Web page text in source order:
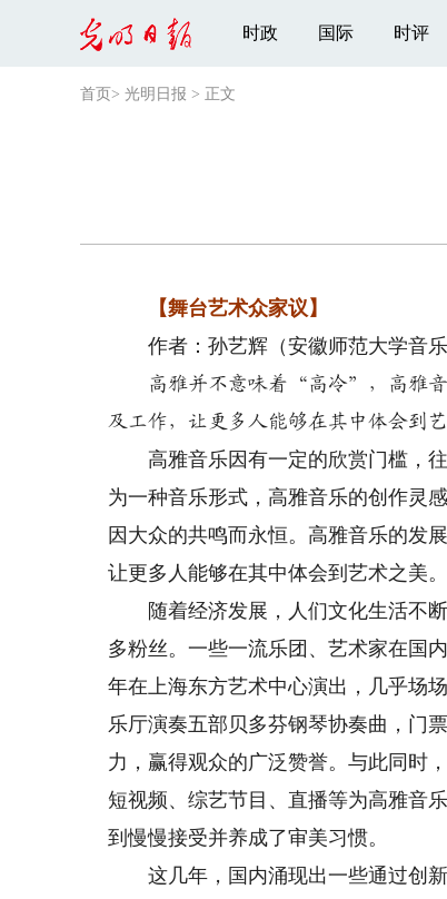
时政 国际 时评
首页 > 光明日报 > 正文
【舞台艺术众家议】
作者：孙艺辉（安徽师范大学音乐
高雅并不意味着“高冷”，高雅
及工作，让更多人能够在其中体会到艺
高雅音乐因有一定的欣赏门槛，往
为一种音乐形式，高雅音乐的创作灵
因大众的共鸣而永恒。高雅音乐的发
让更多人能够在其中体会到艺术之美。
随着经济发展，人们文化生活不断
多粉丝。一些一流乐团、艺术家在国
年在上海东方艺术中心演出，几乎场
乐厅演奏五部贝多芬钢琴协奏曲，门
力，赢得观众的广泛赞誉。与此同时
短视频、综艺节目、直播等为高雅音
到慢慢接受并养成了审美习惯。
这几年，国内涌现出一些通过创新